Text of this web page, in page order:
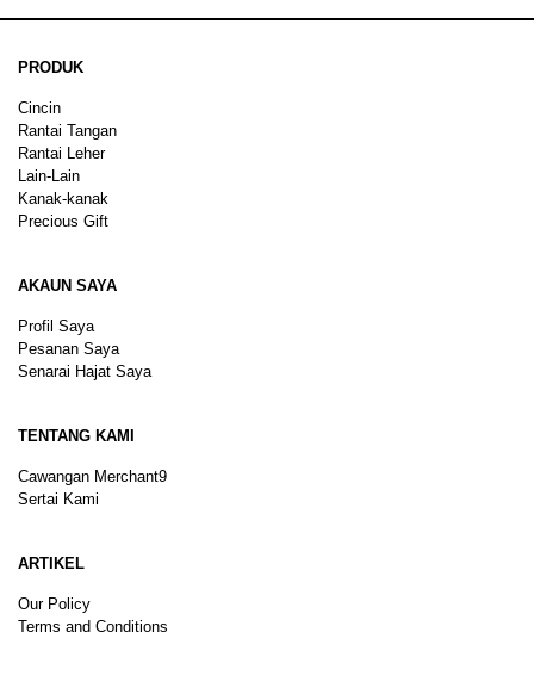
PRODUK
Cincin
Rantai Tangan
Rantai Leher
Lain-Lain
Kanak-kanak
Precious Gift
AKAUN SAYA
Profil Saya
Pesanan Saya
Senarai Hajat Saya
TENTANG KAMI
Cawangan Merchant9
Sertai Kami
ARTIKEL
Our Policy
Terms and Conditions